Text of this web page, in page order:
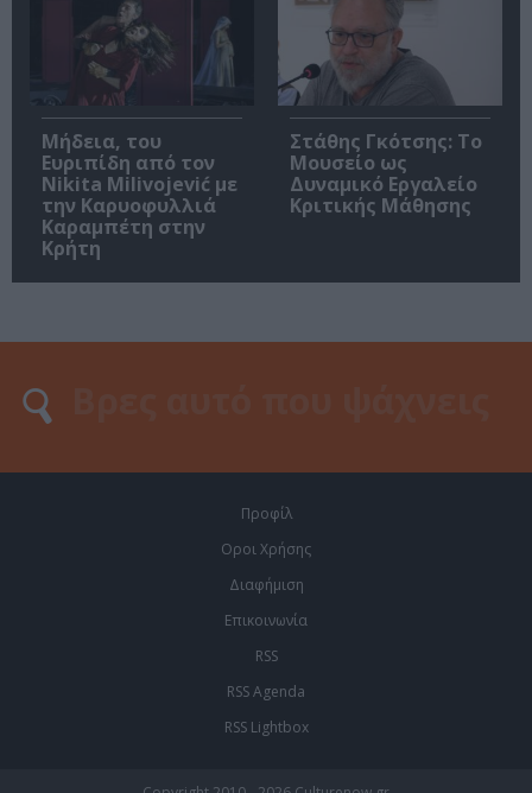
Μήδεια, του
Ευριπίδη από τον
Nikita Milivojević με
την Καρυοφυλλιά
Καραμπέτη στην
Κρήτη
Στάθης Γκότσης: Το
Μουσείο ως
Δυναμικό Εργαλείο
Κριτικής Μάθησης
Προφίλ
Οροι Χρήσης
Διαφήμιση
Επικοινωνία
RSS
RSS Agenda
RSS Lightbox